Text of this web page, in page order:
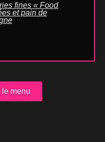
fines « Food
et pain de
menu